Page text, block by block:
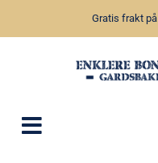
Gratis frakt